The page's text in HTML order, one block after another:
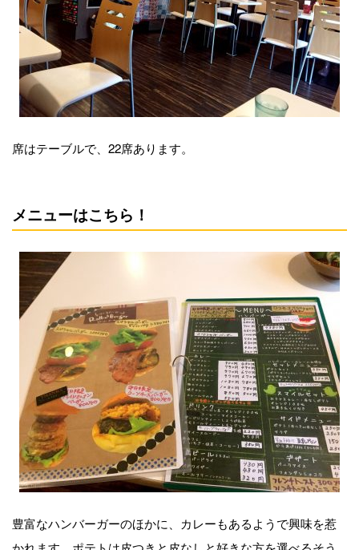
席はテーブルで、22席あります。
メニューはこちら！
豊富なハンバーガーのほかに、カレーもあるようで興味を惹